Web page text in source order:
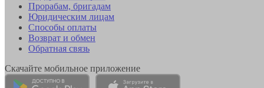
Прорабам, бригадам
Юридическим лицам
Способы оплаты
Возврат и обмен
Обратная связь
Скачайте мобильное приложение